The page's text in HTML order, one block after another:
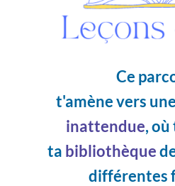
Ce
t'amène vers une
inattendue,
ta bibliothèque
différentes